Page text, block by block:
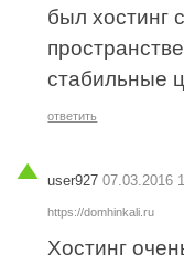
был хостинг
стабильные
ответить
user927 07.03.2016
https://domhinkali.ru
Хостинг